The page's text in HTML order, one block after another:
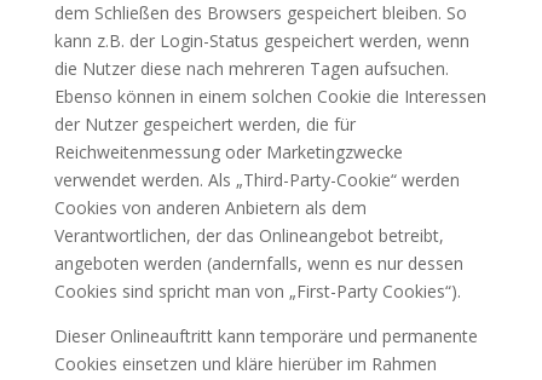
dem Schließen des Browsers gespeichert bleiben. So
kann z.B. der Login-Status gespeichert werden, wenn
die Nutzer diese nach mehreren Tagen aufsuchen.
Ebenso können in einem solchen Cookie die Interessen
der Nutzer gespeichert werden, die für
Reichweitenmessung oder Marketingzwecke
verwendet werden. Als „Third-Party-Cookie“ werden
Cookies von anderen Anbietern als dem
Verantwortlichen, der das Onlineangebot betreibt,
angeboten werden (andernfalls, wenn es nur dessen
Cookies sind spricht man von „First-Party Cookies“).
Dieser Onlineauftritt kann temporäre und permanente
Cookies einsetzen und kläre hierüber im Rahmen